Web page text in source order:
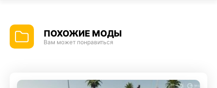
ПОХОЖИЕ МОДЫ
Вам может понравиться